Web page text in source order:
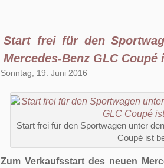
Start frei für den
Mercedes-Benz GLC
Sonntag, 19. Juni 2016
Start frei für den Sportwagen unter
Coupé ist
Zum Verkaufsstart des neuen